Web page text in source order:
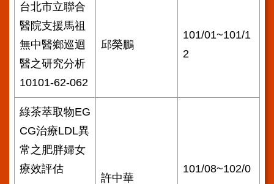
台北市立聯合
醫院支援馬祖
無中醫鄉巡迴
醫之研究分析
10101-62-062
邱榮鵬
101/01~101/1
2
綠茶萃取物EG
CG治療LDL異
常之肥胖婦女
療效評估
許中華
101/08~102/0